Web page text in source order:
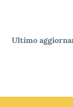
Ultimo